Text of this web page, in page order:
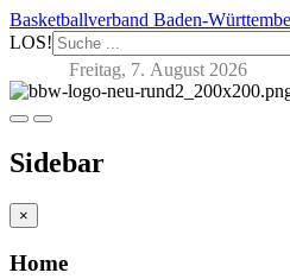
Basketballverband Baden-
LOS!
Freitag, 7. August 2026
Sidebar
×
Home